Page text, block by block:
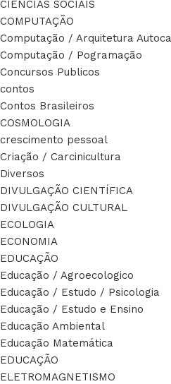
CIÊNCIAS SOCIAIS
COMPUTAÇÃO
Computação / Arquitetura
Computação / Pogramação
Concursos Publicos
contos
Contos Brasileiros
COSMOLOGIA
crescimento pessoal
Criação / Carcinicultura
Diversos
DIVULGAÇÃO CIENTÍFICA
DIVULGAÇÃO CULTURAL
ECOLOGIA
ECONOMIA
EDUCAÇÃO
Educação / Agroecologico
Educação / Estudo / Psicologia
Educação / Estudo e Ensino
Educação Ambiental
Educação Matemática
EDUCAÇÃO
ELETROMAGNETISMO